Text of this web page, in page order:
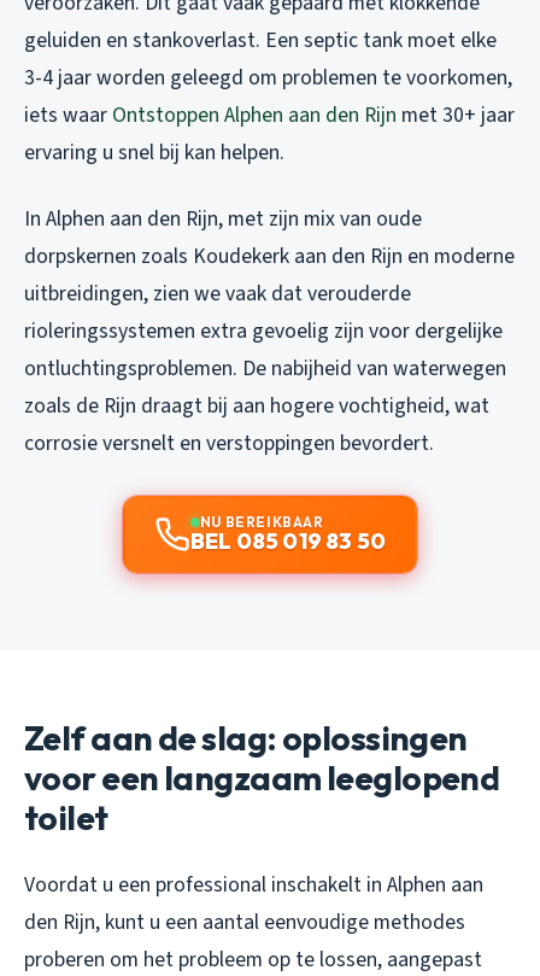
geluiden en stankoverlast. Een septic tank moet elke
3-4 jaar worden geleegd om problemen te voorkomen,
iets waar Ontstoppen Alphen aan den Rijn met 30+ jaar
ervaring u snel bij kan helpen.
In Alphen aan den Rijn, met zijn mix van oude
dorpskernen zoals Koudekerk aan den Rijn en moderne
uitbreidingen, zien we vaak dat verouderde
rioleringssystemen extra gevoelig zijn voor dergelijke
ontluchtingsproblemen. De nabijheid van waterwegen
zoals de Rijn draagt bij aan hogere vochtigheid, wat
corrosie versnelt en verstoppingen bevordert.
NU BEREIKBAAR
BEL 085 019 83 50
Zelf aan de slag: oplossingen
voor een langzaam leeglopend
toilet
Voordat u een professional inschakelt in Alphen aan
den Rijn, kunt u een aantal eenvoudige methodes
proberen om het probleem op te lossen, aangepast